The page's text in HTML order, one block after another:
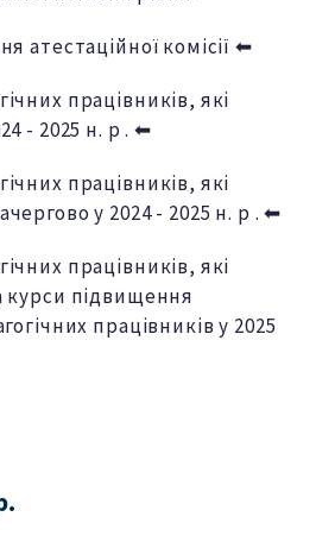
атестаційної комісії ⬅
працівників, які
- 2025 н. р . ⬅
працівників, які
у 2024 - 2025 н. р . ⬅
працівників, які
курси підвищення
працівників у 2025